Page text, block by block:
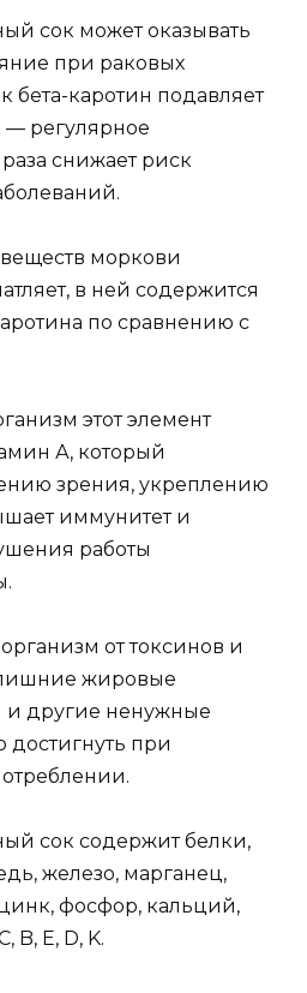
сок может оказывать
при раковых
бета-каротин подавляет
— регулярное
снижает риск
моркови
в ней содержится
по сравнению с
этот элемент
А, который
зрения, укреплению
иммунитет и
работы
от токсинов и
жировые
и другие ненужные
достигнуть при
сок содержит белки,
железо, марганец,
фосфор, кальций,
B, E, D, K.